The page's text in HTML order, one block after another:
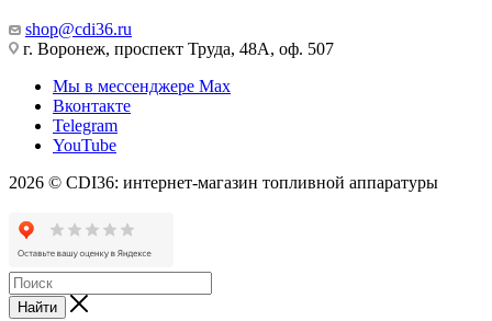
shop@cdi36.ru
г. Воронеж, проспект Труда, 48А, оф. 507
Мы в мессенджере Max
Вконтакте
Telegram
YouTube
2026 © CDI36: интернет-магазин топливной аппаратуры
Найти